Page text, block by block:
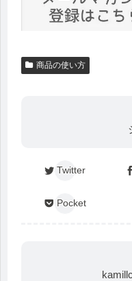
商品の使い方
Twitter
Pocket